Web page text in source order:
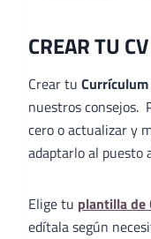
CREAR TU
Crear tu
nuestros consejos.
cero o actualizar y
adaptarlo al puesto
Elige tu plantilla de
edítala según